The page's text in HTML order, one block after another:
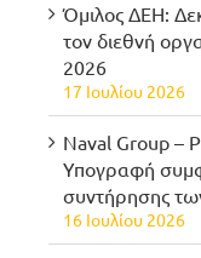
Όμιλος ΔΕΗ:
τον διεθνή
2026
17 Ιουλίου 2026
Naval Group –
Υπογραφή
συντήρησης
16 Ιουλίου 2026